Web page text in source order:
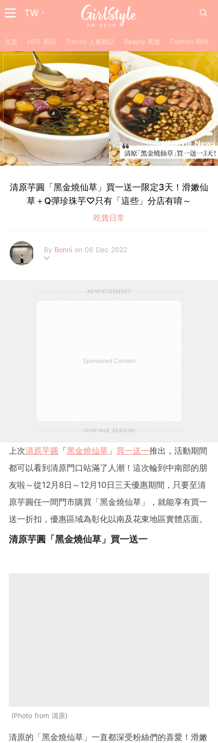
TW
主頁 HOT 新訊 Trendy 人氣熱話 Beauty 美妝 Fashion 時尚
清原芋圓「黑金燒仙草」買一送一限定3天！滑嫩仙
草＋Q彈珍珠芋♡只有「這些」分店有唷～
吃貨日常
By Bonni on 06 Dec 2022
ADVERTISEMENT
Sponsored Content
CONTINUE READING
上次清原芋圓 「黑金燒仙草 」 買一送一推出，活動期間
都可以看到清原門口站滿了人潮！這次輪到中南部的朋
友啦～從12月8日～12月10日 三天優惠期間，只要至清
原芋圓任一間門市購買「黑金燒仙草」，就能享有買一
送一折扣，優惠區域為彰化以南及花東地區實體店面。
清原芋圓「黑金燒仙草」買一送一
Photo from 清原
清原的 「黑金燒仙草」一直都深受粉絲們的喜愛！ 滑嫩